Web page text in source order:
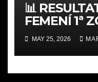
📊
FEMENÍ 1ª
MAY 25, 2026